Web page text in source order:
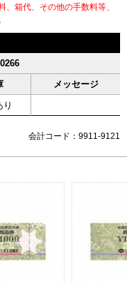
箱代、その他の手数料等、
メッセージ
り
会計コード：9911-9121